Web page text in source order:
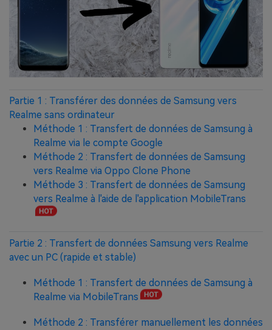
Partie 1 : Transférer des données de Samsung vers
Realme sans ordinateur
Méthode 1 : Transfert de données de Samsung à
Realme via le compte Google
Méthode 2 : Transfert de données de Samsung
vers Realme via Oppo Clone Phone
Méthode 3 : Transfert de données de Samsung
vers Realme à l'aide de l'application MobileTrans
Partie 2 : Transfert de données Samsung vers Realme
avec un PC (rapide et stable)
Méthode 1 : Transfert de données de Samsung à
Realme via MobileTrans
Méthode 2 : Transférer manuellement les données